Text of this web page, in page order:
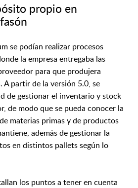
propio en
se podían realizar procesos
la empresa entregaba las
para que produjera
A partir de la versión 5.0, se
de gestionar el inventario y stock
de modo que se pueda conocer la
materias primas y de productos
además de gestionar la
en distintos pallets según lo
los puntos a tener en cuenta